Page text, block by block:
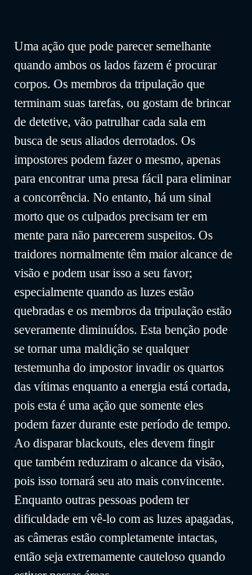
Uma ação que pode parecer semelhante
quando ambos os lados fazem é procurar
corpos. Os membros da tripulação que
terminam suas tarefas, ou gostam de brincar
de detetive, vão patrulhar cada sala em
busca de seus aliados derrotados. Os
impostores podem fazer o mesmo, apenas
para encontrar uma presa fácil para eliminar
a concorrência. No entanto, há um sinal
morto que os culpados precisam ter em
mente para não parecerem suspeitos. Os
traidores normalmente têm maior alcance de
visão e podem usar isso a seu favor;
especialmente quando as luzes estão
quebradas e os membros da tripulação estão
severamente diminuídos. Esta benção pode
se tornar uma maldição se qualquer
testemunha do impostor invadir os quartos
das vítimas enquanto a energia está cortada,
pois esta é uma ação que somente eles
podem fazer durante este período de tempo.
Ao disparar blackouts, eles devem fingir
que também reduziram o alcance da visão,
pois isso tornará seu ato mais convincente.
Enquanto outras pessoas podem ter
dificuldade em vê-lo com as luzes apagadas,
as câmeras estão completamente intactas,
então seja extremamente cauteloso quando